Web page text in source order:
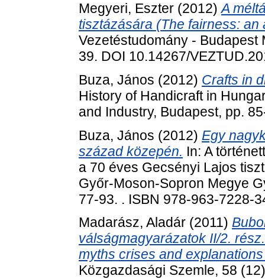
Megyeri, Eszter (2012)A
tisztázására (The fairness: an
Vezetéstudomány - Budapest
39. DOI 10.14267/
Buza, János (2012) Crafts in
History of Handicraft in
and Industry, Budapest, pp.
Buza, János (2012) Egy
század közepén. In: A
a 70 éves Gecsényi Lajos
Győr-Moson-Sopron Megye
77-93. . ISBN 978-963-7228-
Madarász, Aladár (2011)
válságmagyarázatok II/2.
myths crises and
Közgazdasági Szemle, 58